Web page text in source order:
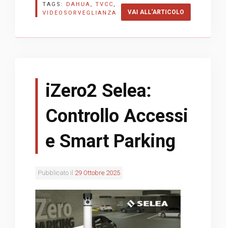
VAI ALL’ARTICOLO
TAGS: DAHUA , TVCC ,
VIDEOSORVEGLIANZA
iZero2 Selea:
Controllo Accessi
e Smart Parking
Pubblicato il 29 Ottobre 2025